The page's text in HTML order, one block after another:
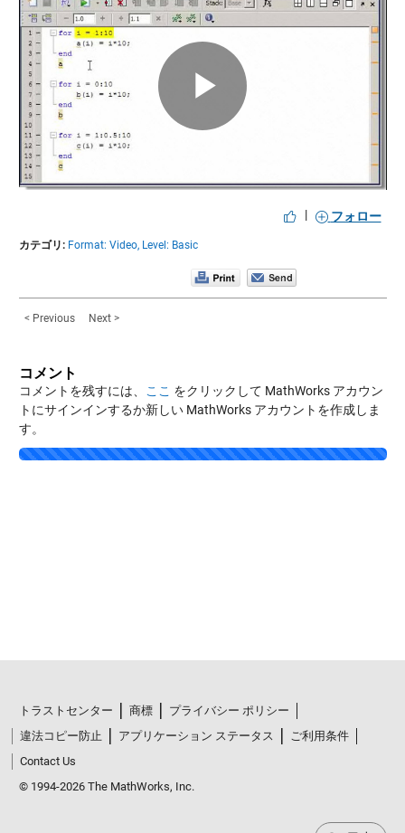
Play
Video
| フォロー
カテゴリ: Format: Video, Level: Basic
< Previous Next >
コメント
コメントを残すには、 ここ をクリックして MathWorks アカウン
トにサインインするか新しい MathWorks アカウントを作成しま
す。
Loading...
トラストセンター 商標
プライバシー ポリシー
違法コピー防止
アプリケーション ステータス
ご利用条件
Contact Us
© 1994-2026 The MathWorks, Inc.